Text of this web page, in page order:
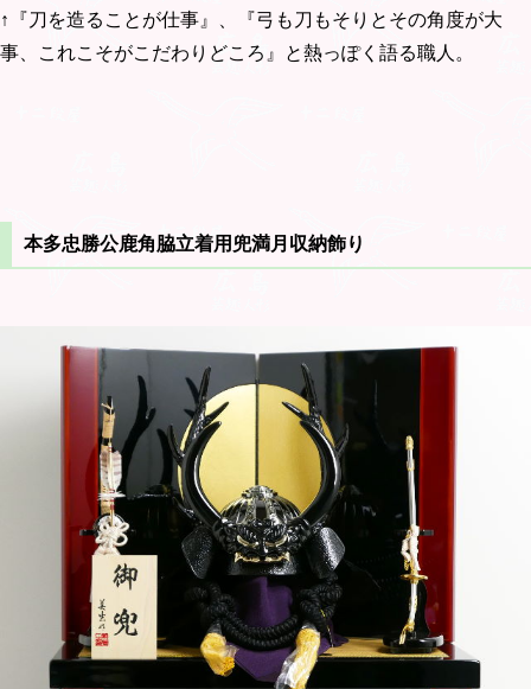
↑『刀を造ることが仕事』、『弓も刀もそりとその角度が大
事、これこそがこだわりどころ』と熱っぽく語る職人。
本多忠勝公鹿角脇立着用兜満月収納飾り